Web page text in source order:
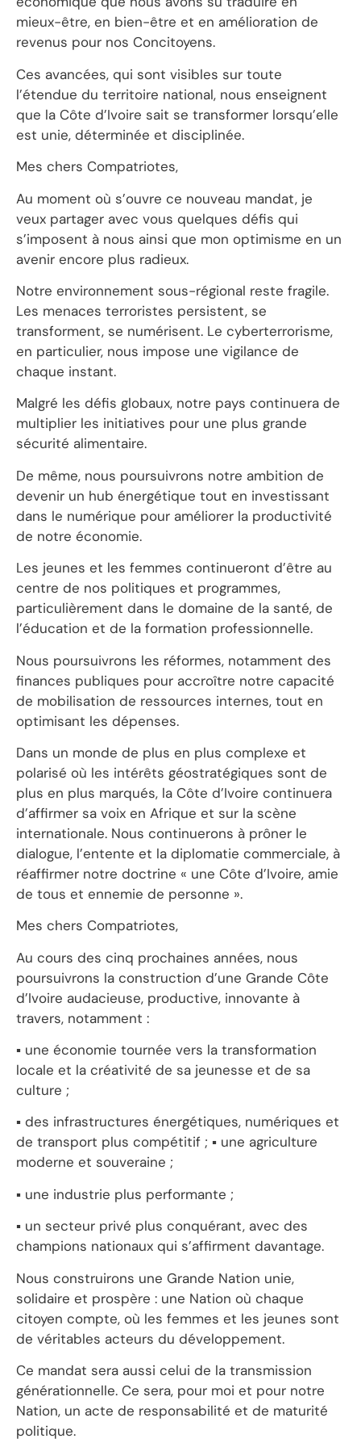
mieux-être, en bien-être et en amélioration de
revenus pour nos Concitoyens.
Ces avancées, qui sont visibles sur toute
l’étendue du territoire national, nous enseignent
que la Côte d’Ivoire sait se transformer lorsqu’elle
est unie, déterminée et disciplinée.
Mes chers Compatriotes,
Au moment où s’ouvre ce nouveau mandat, je
veux partager avec vous quelques défis qui
s’imposent à nous ainsi que mon optimisme en un
avenir encore plus radieux.
Notre environnement sous-régional reste fragile.
Les menaces terroristes persistent, se
transforment, se numérisent. Le cyberterrorisme,
en particulier, nous impose une vigilance de
chaque instant.
Malgré les défis globaux, notre pays continuera de
multiplier les initiatives pour une plus grande
sécurité alimentaire.
De même, nous poursuivrons notre ambition de
devenir un hub énergétique tout en investissant
dans le numérique pour améliorer la productivité
de notre économie.
Les jeunes et les femmes continueront d’être au
centre de nos politiques et programmes,
particulièrement dans le domaine de la santé, de
l’éducation et de la formation professionnelle.
Nous poursuivrons les réformes, notamment des
finances publiques pour accroître notre capacité
de mobilisation de ressources internes, tout en
optimisant les dépenses.
Dans un monde de plus en plus complexe et
polarisé où les intérêts géostratégiques sont de
plus en plus marqués, la Côte d’Ivoire continuera
d’affirmer sa voix en Afrique et sur la scène
internationale. Nous continuerons à prôner le
dialogue, l’entente et la diplomatie commerciale, à
réaffirmer notre doctrine « une Côte d’Ivoire, amie
de tous et ennemie de personne ».
Mes chers Compatriotes,
Au cours des cinq prochaines années, nous
poursuivrons la construction d’une Grande Côte
d’Ivoire audacieuse, productive, innovante à
travers, notamment :
▪ une économie tournée vers la transformation
locale et la créativité de sa jeunesse et de sa
culture ;
▪ des infrastructures énergétiques, numériques et
de transport plus compétitif ; ▪ une agriculture
moderne et souveraine ;
▪ une industrie plus performante ;
▪ un secteur privé plus conquérant, avec des
champions nationaux qui s’affirment davantage.
Nous construirons une Grande Nation unie,
solidaire et prospère : une Nation où chaque
citoyen compte, où les femmes et les jeunes sont
de véritables acteurs du développement.
Ce mandat sera aussi celui de la transmission
générationnelle. Ce sera, pour moi et pour notre
Nation, un acte de responsabilité et de maturité
politique.